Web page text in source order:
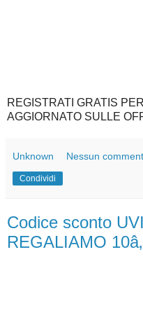
REGISTRATI GRATIS
AGGIORNATO SULLE
Unknown Nessun
Condividi
Codice sconto
REGALIAMO